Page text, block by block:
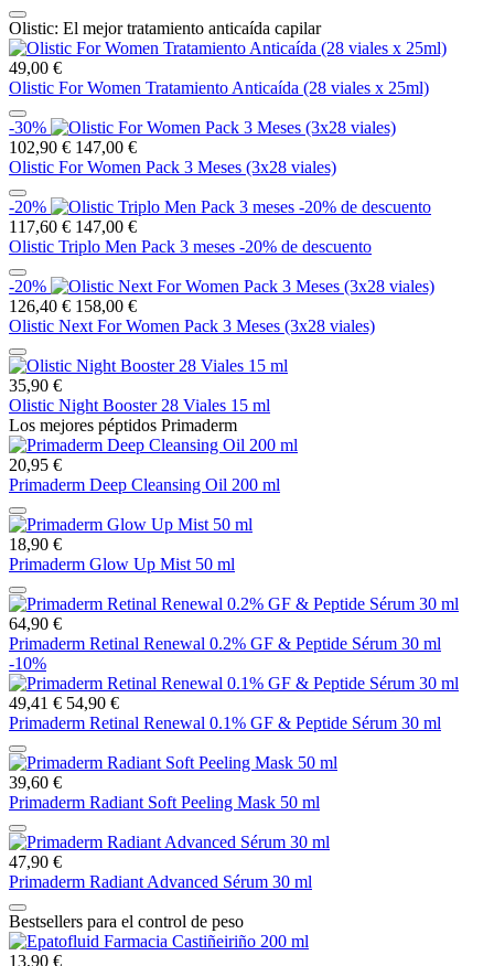
Olistic: El mejor tratamiento anticaída capilar
49,00 €
Olistic For Women Tratamiento Anticaída (28 viales x 25ml)
-30%
102,90 € 147,00 €
Olistic For Women Pack 3 Meses (3x28 viales)
-20%
117,60 € 147,00 €
Olistic Triplo Men Pack 3 meses -20% de descuento
-20%
126,40 € 158,00 €
Olistic Next For Women Pack 3 Meses (3x28 viales)
35,90 €
Olistic Night Booster 28 Viales 15 ml
Los mejores péptidos Primaderm
20,95 €
Primaderm Deep Cleansing Oil 200 ml
18,90 €
Primaderm Glow Up Mist 50 ml
64,90 €
Primaderm Retinal Renewal 0.2% GF & Peptide Sérum 30 ml
-10%
49,41 € 54,90 €
Primaderm Retinal Renewal 0.1% GF & Peptide Sérum 30 ml
39,60 €
Primaderm Radiant Soft Peeling Mask 50 ml
47,90 €
Primaderm Radiant Advanced Sérum 30 ml
Bestsellers para el control de peso
13,90 €